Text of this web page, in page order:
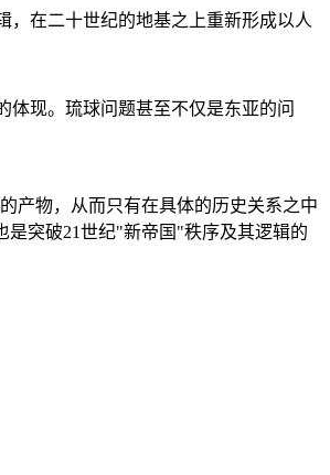
，在二十世纪的地基之上重新形成以人
体现。琉球问题甚至不仅是东亚的问
产物，从而只有在具体的历史关系之中
突破21世纪"新帝国"秩序及其逻辑的